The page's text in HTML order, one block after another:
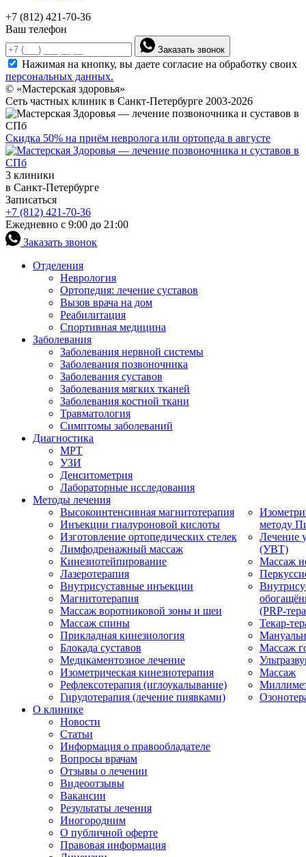
+7 (812) 421-70-36
Ваш телефон
Заказать звонок
Нажимая на кнопку, вы даете согласие на обработку своих
персональных данных.
© «Мастерская здоровья»
Сеть частных клиник в Санкт-Петербурге 2003-2026
Скидка 50% на приём невролога или ортопеда в августе
3 клиники
в Санкт-Петербурге
Записаться
+7 (812) 421-70-36
Ежедневно с 9:00 до 21:00
Заказать звонок
Отделения
Неврология
Ортопедия: лечение суставов
Вызов врача на дом
Реабилитация
Спортивная медицина
Заболевания
Заболевания нервной системы
Заболевания позвоночника
Заболевания суставов
Заболевания мягких тканей
Заболевания костной ткани
Травматология
Симптомы заболеваний
Диагностика
МРТ
УЗИ
Денситометрия
Лабораторные исследования
Методы лечения
Высокоинтенсивная магнитотерапия
Инъекции гиалуроновой кислоты
Изготовление ортопедических стелек
Лимфодренажный массаж
Кинезиотейпирование
Лазеротерапия
Внутрисуставные инъекции
Магнитотерапия
Массаж воротниковой зоны и шеи
Массаж спины
Прикладная кинезиология
Блокада суставов
Медикаментозное лечение
Изометрическая кинезиотерапия
Рефлексотерапия (иглоукалывание)
Гирудотерапия (лечение пиявками)
методу
Лечение
(УВТ)
Массаж
(PRP-
Текар-
Массаж
Массаж
О клинике
Новости
Статьи
Информация о правообладателе
Вопросы врачам
Отзывы о лечении
Видеоотзывы
Вакансии
Результаты лечения
Иногородним
О публичной оферте
Правовая информация